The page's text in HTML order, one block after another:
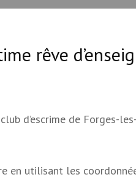
rêve
d’escrime de Forges-
en utilisant les